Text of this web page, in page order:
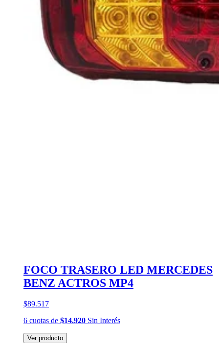
FOCO TRASERO LED MERCEDES
BENZ ACTROS MP4
$89.517
6 cuotas de $14.920 Sin Interés
Ver producto